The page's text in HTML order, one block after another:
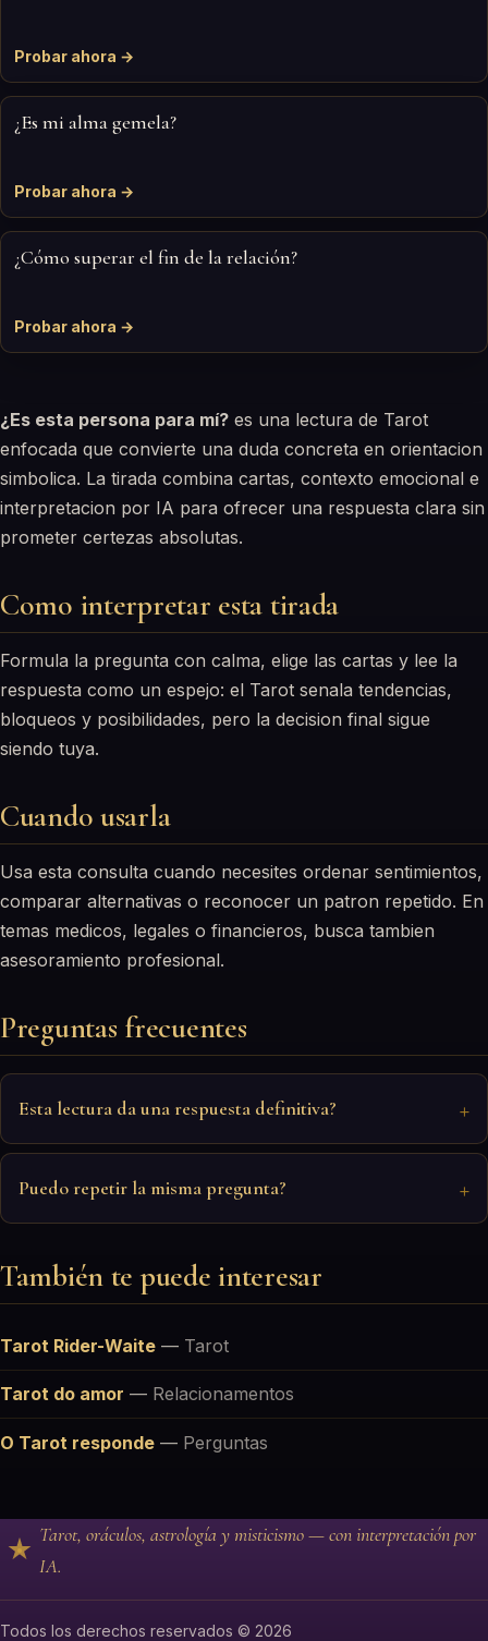
Probar ahora →
¿Es mi alma gemela?
Probar ahora →
¿Cómo superar el fin de la relación?
Probar ahora →
¿Es esta persona para mí? es una lectura de Tarot
enfocada que convierte una duda concreta en orientacion
simbolica. La tirada combina cartas, contexto emocional e
interpretacion por IA para ofrecer una respuesta clara sin
prometer certezas absolutas.
Como interpretar esta tirada
Formula la pregunta con calma, elige las cartas y lee la
respuesta como un espejo: el Tarot senala tendencias,
bloqueos y posibilidades, pero la decision final sigue
siendo tuya.
Cuando usarla
Usa esta consulta cuando necesites ordenar sentimientos,
comparar alternativas o reconocer un patron repetido. En
temas medicos, legales o financieros, busca tambien
asesoramiento profesional.
Preguntas frecuentes
Esta lectura da una respuesta definitiva?
Puedo repetir la misma pregunta?
También te puede interesar
Tarot Rider-Waite — Tarot
Tarot do amor — Relacionamentos
O Tarot responde — Perguntas
Tarot, oráculos, astrología y misticismo — con interpretación por
IA.
Todos los derechos reservados © 2026